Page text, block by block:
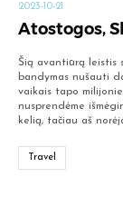
2023-10-21
Atostogos,
Šią avantiūrą leistis
bandymas nušauti
vaikais tapo
nusprendėme
kelią, tačiau aš
Travel